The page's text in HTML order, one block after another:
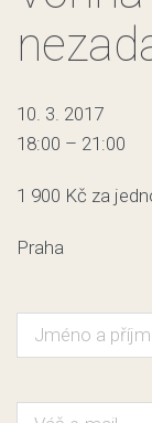
10. 3. 2017
18:00 – 21:00
1 900 Kč za
Praha